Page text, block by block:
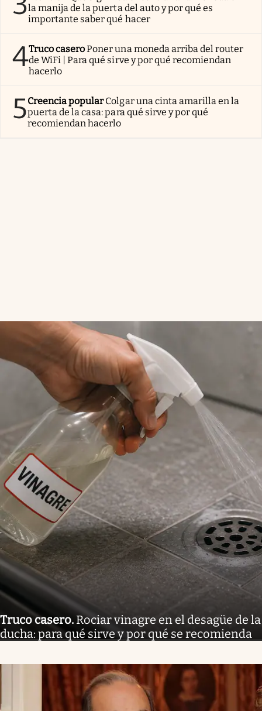
la manija de la puerta del auto y por qué es
importante saber qué hacer
4Truco caseroPoner una moneda arriba del router
de WiFi | Para qué sirve y por qué recomiendan
hacerlo
5Creencia popularColgar una cinta amarilla en la
puerta de la casa: para qué sirve y por qué
recomiendan hacerlo
Truco casero. Rociar vinagre en el desagüe de la
ducha: para qué sirve y por qué se recomienda